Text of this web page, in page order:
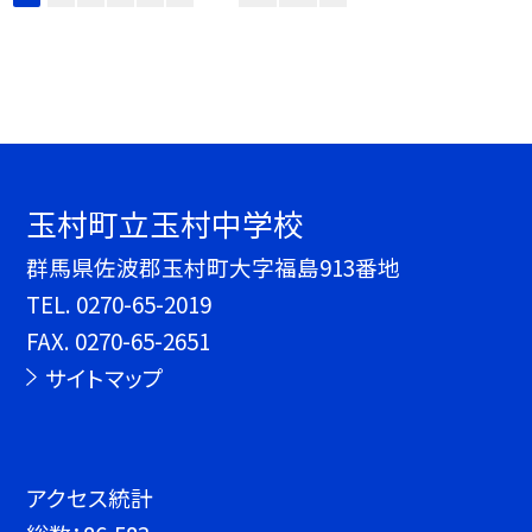
玉村町立玉村中学校
群馬県佐波郡玉村町大字福島913番地
TEL. 0270-65-2019
FAX. 0270-65-2651
サイトマップ
アクセス統計